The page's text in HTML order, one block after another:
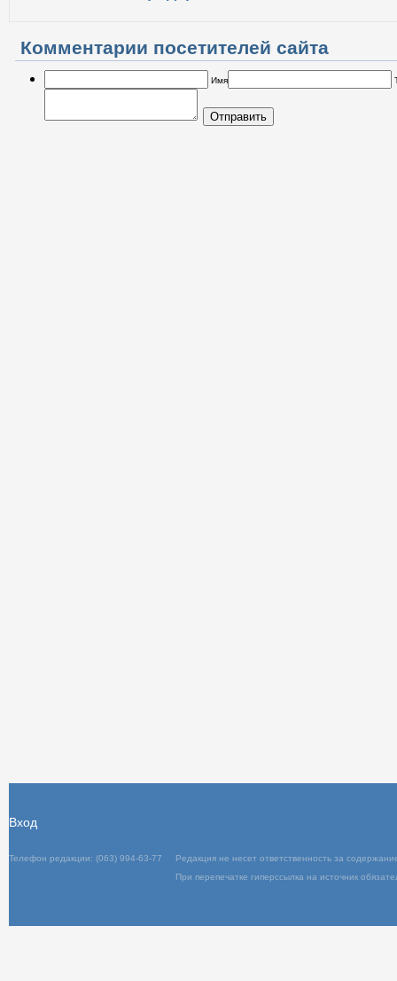
Комментарии посетителей сайта
Имя
Отправить
Телефон редакции: (063) 994-63-77
При